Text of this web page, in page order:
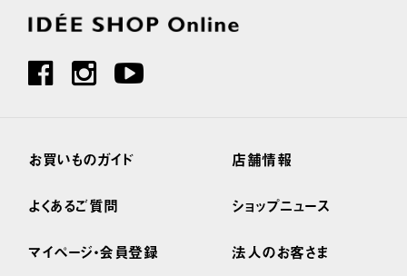
お買いものガイド
よくあるご質問
マイページ・会員登録
店舗情報
ショップニュース
法人のお客さま